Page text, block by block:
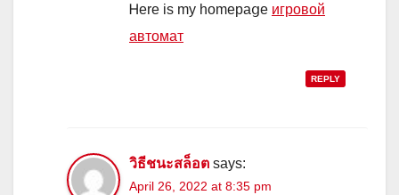
Ꮋere is my homepаցe игровой
автомат
REPLY
วิธีชนะสล็อต says:
April 26, 2022 at 8:35 pm